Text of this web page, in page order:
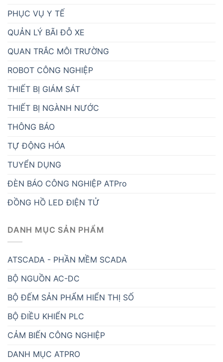
PHỤC VỤ Y TẾ
QUẢN LÝ BÃI ĐỖ XE
QUAN TRẮC MÔI TRƯỜNG
ROBOT CÔNG NGHIỆP
THIẾT BỊ GIÁM SÁT
THIẾT BỊ NGÀNH NƯỚC
THÔNG BÁO
TỰ ĐỘNG HÓA
TUYỂN DỤNG
ĐÈN BÁO CÔNG NGHIỆP ATPro
ĐỒNG HỒ LED ĐIỆN TỬ
DANH MỤC SẢN PHẨM
ATSCADA - PHẦN MỀM SCADA
BỘ NGUỒN AC-DC
BỘ ĐẾM SẢN PHẨM HIỂN THỊ SỐ
BỘ ĐIỀU KHIỂN PLC
CẢM BIẾN CÔNG NGHIỆP
DANH MỤC ATPRO